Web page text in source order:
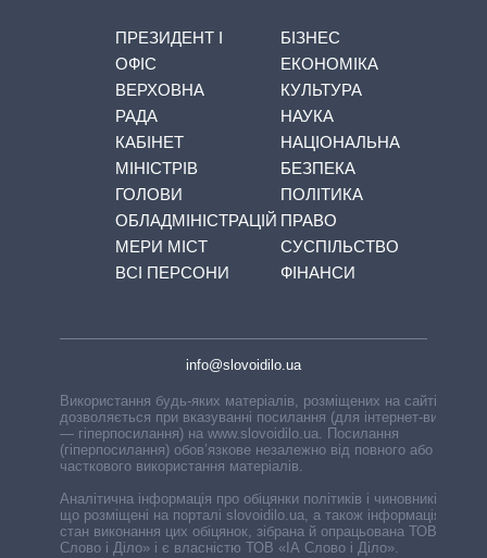
ПРЕЗИДЕНТ І
ОФІС
ВЕРХОВНА
РАДА
КАБІНЕТ
МІНІСТРІВ
ГОЛОВИ
ОБЛАДМІНІСТРАЦІЙ
МЕРИ МІСТ
ВСІ ПЕРСОНИ
БІЗНЕС
ЕКОНОМІКА
КУЛЬТУРА
НАУКА
НАЦІОНАЛЬНА
БЕЗПЕКА
ПОЛІТИКА
ПРАВО
СУСПІЛЬСТВО
ФІНАНСИ
info@slovoidilo.ua
Використання будь-яких матеріалів, розміщених на сайті,
дозволяється при вказуванні посилання (для інтернет-видань
— гіперпосилання) на www.slovoidilo.ua. Посилання
(гіперпосилання) обов’язкове незалежно від повного або
часткового використання матеріалів.
Аналітична інформація про обіцянки політиків і чиновників,
що розміщені на порталі slovoidilo.ua, а також інформація про
стан виконання цих обіцянок, зібрана й опрацьована ТОВ «ІА
Слово і Діло» і є власністю ТОВ «ІА Слово і Діло».